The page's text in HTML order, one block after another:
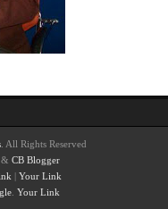
. All Rights Reserved
& CB Blogger
| Your Link
Your Link